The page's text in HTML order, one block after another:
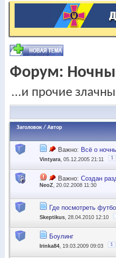
Форум:
...и прочие
Заголовок / Автор
Важно: Всё о
Vintyara , 05.12.2005 21:11 1
Важно: Создан
NeoZ, 20.02.2008 11:30
Где посмотреть
Skeptikus , 28.04.2010 12:10
Боулинг
Irinka84 , 19.03.2009 09:03 1